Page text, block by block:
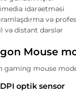
idarəetməsi
və
və distant dərslər
Mouse
gaming mouse
optik sensor